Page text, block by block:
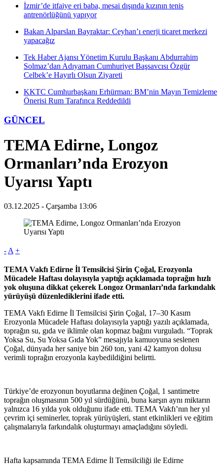
İzmir’de itfaiye eri baba, mesai dışında kızının tenis
antrenörlüğünü yapıyor
Bakan Alparslan Bayraktar: Ceyhan’ı enerji ticaret merkezi
yapacağız
Tek Haber Ajansı Yönetim Kurulu Başkanı Abdurrahim
Solmaz’dan Adıyaman Cumhuriyet Başsavcısı Özgür
Celbek’e Hayırlı Olsun Ziyareti
KKTC Cumhurbaşkanı Erhürman: BM’nin Mayın Temizleme
Önerisi Rum Tarafınca Reddedildi
GÜNCEL
TEMA Edirne, Longoz
Ormanları’nda Erozyon
Uyarısı Yaptı
03.12.2025 - Çarşamba 13:06
- A +
TEMA Vakfı Edirne İl Temsilcisi Şirin Çoğal, Erozyonla
Mücadele Haftası dolayısıyla yaptığı açıklamada toprağın hızlı
yok oluşuna dikkat çekerek Longoz Ormanları’nda farkındalık
yürüyüşü düzenlediklerini ifade etti.
TEMA Vakfı Edirne İl Temsilcisi Şirin Çoğal, 17–30 Kasım
Erozyonla Mücadele Haftası dolayısıyla yaptığı yazılı açıklamada,
toprağın su, gıda ve iklimle olan kopmaz bağını vurguladı. “Toprak
Yoksa Su, Su Yoksa Gıda Yok” mesajıyla kamuoyuna seslenen
Çoğal, dünyada her saniye bin 260 ton, yani 42 kamyon dolusu
verimli toprağın erozyonla kaybedildiğini belirtti.
Türkiye’de erozyonun boyutlarına değinen Çoğal, 1 santimetre
toprağın oluşmasının 500 yıl sürdüğünü, buna karşın aynı miktarın
yalnızca 16 yılda yok olduğunu ifade etti. TEMA Vakfı’nın her yıl
çevrim içi seminerler, toprak yürüyüşleri, stant etkinlikleri ve eğitim
çalışmalarıyla farkındalık oluşturmayı amaçladığını söyledi.
Hafta kapsamında TEMA Edirne İl Temsilciliği ile Edirne